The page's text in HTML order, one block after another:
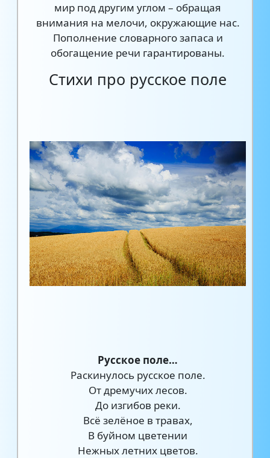
мир под другим углом – обращая
внимания на мелочи, окружающие нас.
Пополнение словарного запаса и
обогащение речи гарантированы.
Стихи про русское поле
Русское поле…
Раскинулось русское поле.
От дремучих лесов.
До изгибов реки.
Всё зелёное в травах,
В буйном цветении
Нежных летних цветов.